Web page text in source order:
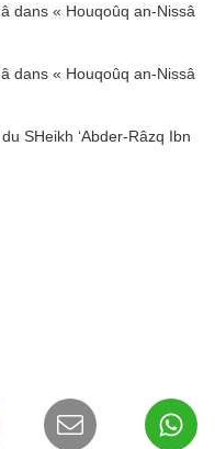
dans « Houqoûq an-Nissâ
dans « Houqoûq an-Nissâ
SHeikh ‘Abder-Râzq Ibn